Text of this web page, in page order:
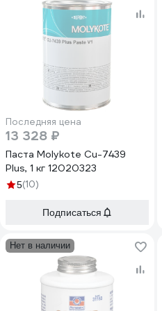
Последняя цена
13 328 ₽
Паста Molykote Cu-7439
Plus, 1 кг 12020323
5(10)
Подписаться
Нет в наличии